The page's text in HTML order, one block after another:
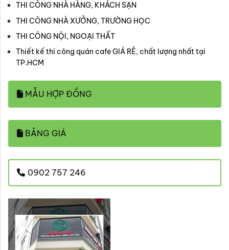
THI CÔNG NHÀ HÀNG, KHÁCH SẠN
THI CÔNG NHÀ XƯỞNG, TRƯỜNG HỌC
THI CÔNG NỘI, NGOẠI THẤT
Thiết kế thi công quán cafe GIÁ RẺ, chất lượng nhất tại
TP.HCM
MẪU HỢP ĐỒNG
BẢNG GIÁ
0902 757 246